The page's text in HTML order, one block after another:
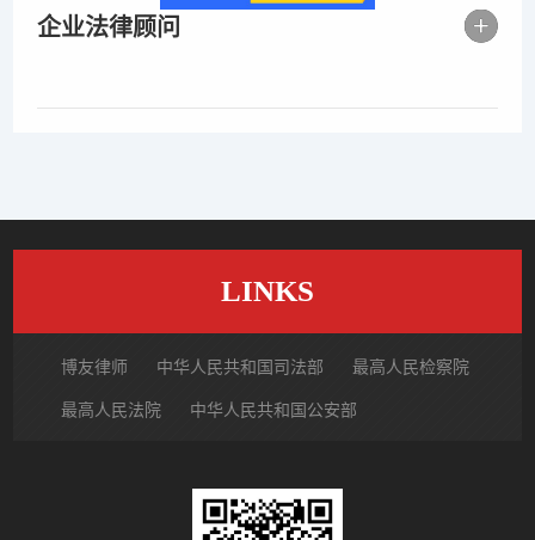
企业法律顾问
LINKS
博友律师 中华人民共和国司法部 最高人民检察院
最高人民法院 中华人民共和国公安部
北京市朝阳区律师协会 中国裁判文书网